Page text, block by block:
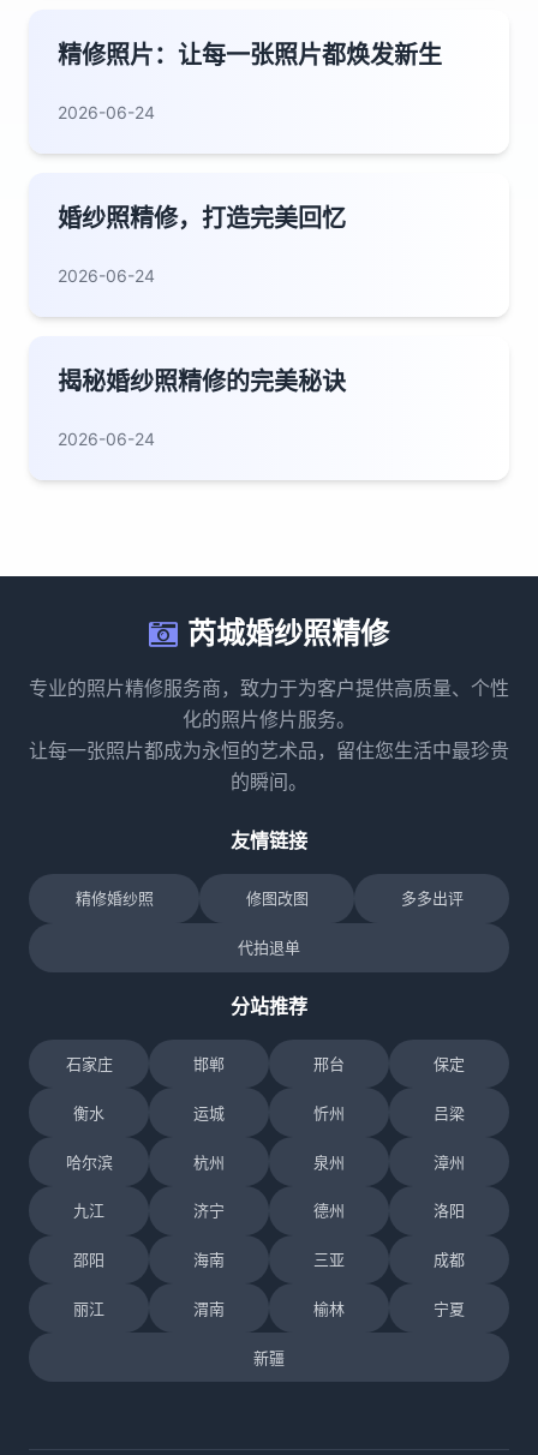
精修照片：让每一张照片都焕发新生
2026-06-24
婚纱照精修，打造完美回忆
2026-06-24
揭秘婚纱照精修的完美秘诀
2026-06-24
芮城婚纱照精修
专业的照片精修服务商，致力于为客户提供高质量、个性
化的照片修片服务。
让每一张照片都成为永恒的艺术品，留住您生活中最珍贵
的瞬间。
友情链接
精修婚纱照 修图改图 多多出评
代拍退单
分站推荐
石家庄 邯郸 邢台 保定
衡水 运城 忻州 吕梁
哈尔滨 杭州 泉州 漳州
九江 济宁 德州 洛阳
邵阳 海南 三亚 成都
丽江 渭南 榆林 宁夏
新疆